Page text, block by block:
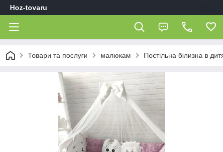
Hoz-tovaru
Товари та послуги малюкам Постільна білизна в